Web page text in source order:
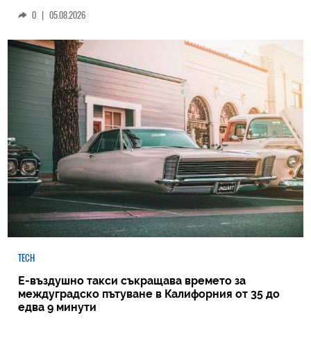
0 | 05.08.2026
TECH
Е-въздушно такси съкращава времето за
междуградско пътуване в Калифорния от 35 до
едва 9 минути